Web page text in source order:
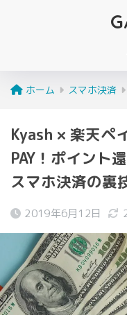
ホーム スマホ決済
Kyash × 楽天ペ
PAY！ポイント
スマホ決済の裏
2019年6月12日